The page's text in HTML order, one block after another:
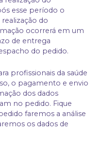
esse período o
do
ocorrerá em um
de entrega
do pedido.
profissionais da saúde
o pagamento e envio
dos dados
no pedido. Fique
faremos a análise
os dados de